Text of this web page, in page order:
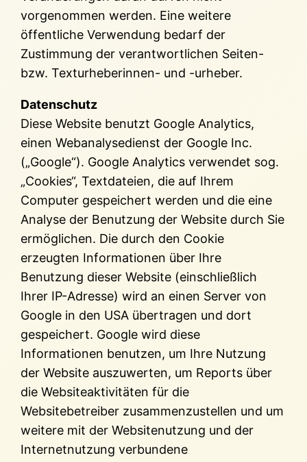
vorgenommen werden. Eine weitere
öffentliche Verwendung bedarf der
Zustimmung der verantwortlichen Seiten-
bzw. Texturheberinnen- und -urheber.
Datenschutz
Diese Website benutzt Google Analytics,
einen Webanalysedienst der Google Inc.
(„Google“). Google Analytics verwendet sog.
„Cookies“, Textdateien, die auf Ihrem
Computer gespeichert werden und die eine
Analyse der Benutzung der Website durch Sie
ermöglichen. Die durch den Cookie
erzeugten Informationen über Ihre
Benutzung dieser Website (einschließlich
Ihrer IP-Adresse) wird an einen Server von
Google in den USA übertragen und dort
gespeichert. Google wird diese
Informationen benutzen, um Ihre Nutzung
der Website auszuwerten, um Reports über
die Websiteaktivitäten für die
Websitebetreiber zusammenzustellen und um
weitere mit der Websitenutzung und der
Internetnutzung verbundene